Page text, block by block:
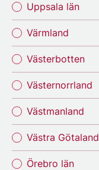
Uppsala län
Värmland
Västerbotten
Västernorrland
Västmanland
Västra Götaland
Örebro län